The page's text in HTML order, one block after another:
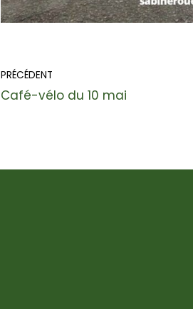
PRÉCÉDENT
Café-vélo du 10 mai